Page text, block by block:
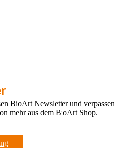
BioArt Newsletter und verpassen
mehr aus dem BioArt Shop.